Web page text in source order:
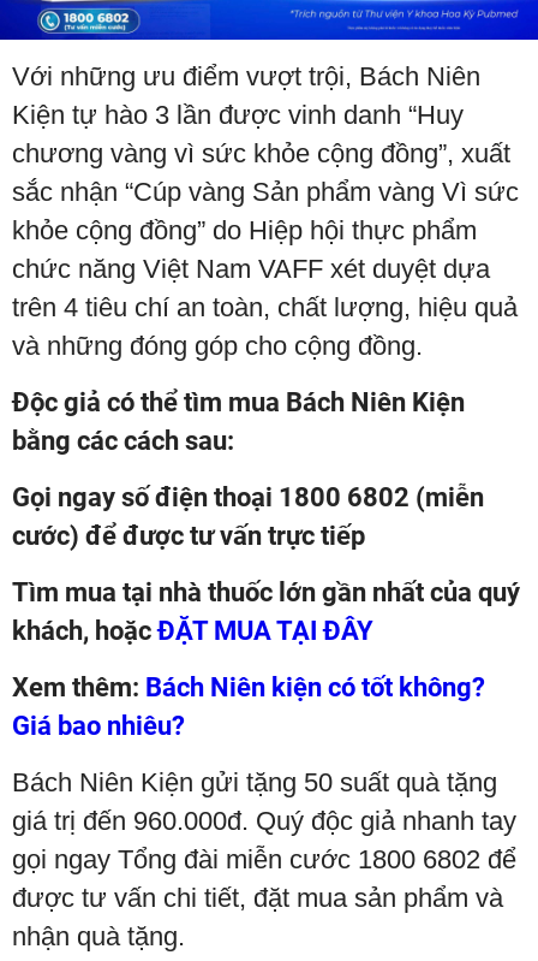
Với những ưu điểm vượt trội, Bách Niên
Kiện tự hào 3 lần được vinh danh “Huy
chương vàng vì sức khỏe cộng đồng”, xuất
sắc nhận “Cúp vàng Sản phẩm vàng Vì sức
khỏe cộng đồng” do Hiệp hội thực phẩm
chức năng Việt Nam VAFF xét duyệt dựa
trên 4 tiêu chí an toàn, chất lượng, hiệu quả
và những đóng góp cho cộng đồng.
Độc giả có thể tìm mua Bách Niên Kiện
bằng các cách sau:
Gọi ngay số điện thoại 1800 6802 (miễn
cước) để được tư vấn trực tiếp
Tìm mua tại nhà thuốc lớn gần nhất của quý
khách, hoặcĐẶT MUA TẠI ĐÂY
Xem thêm: Bách Niên kiện có tốt không?
Giá bao nhiêu?
Bách Niên Kiện gửi tặng 50 suất quà tặng
giá trị đến 960.000đ. Quý độc giả nhanh tay
gọi ngay Tổng đài miễn cước 1800 6802 để
được tư vấn chi tiết, đặt mua sản phẩm và
nhận quà tặng.